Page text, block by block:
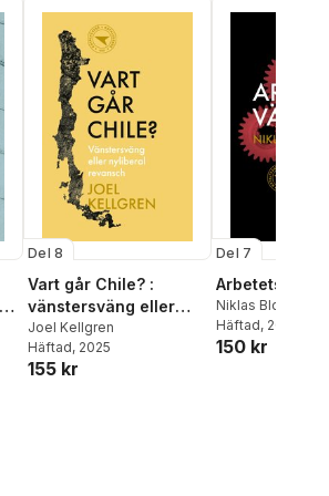
Del 8
Vart går Chile? :
vänstersväng eller
nyliberal revansch
Joel Kellgren
Häftad, 2025
155 kr
Del 7
Arbetets
Niklas Blomqvist
Häftad, 2024
150 kr